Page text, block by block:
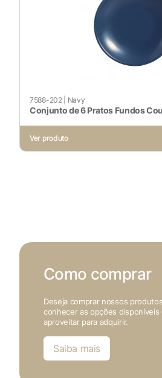
7588-202| Navy
Conjunto de 6 Pratos Fundos
Ver produto
Como comprar
Deseja comprar nossos
conhecer as opções
aproveitar para adquirir.
Saiba mais